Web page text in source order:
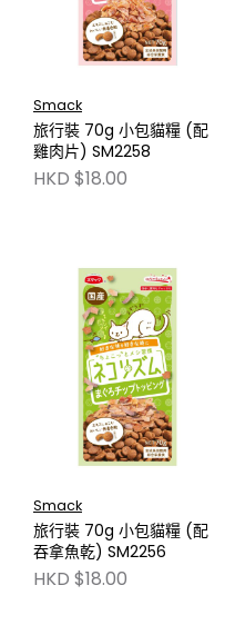
Smack
旅行裝 70g 小包貓糧 (配
雞肉片) SM2258
HKD $18.00
Smack
旅行裝 70g 小包貓糧 (配
吞拿魚乾) SM2256
HKD $18.00